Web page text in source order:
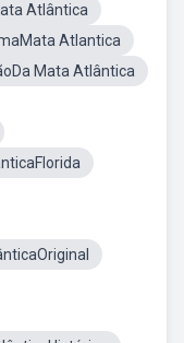
Atlântica
Atlantica
Mata Atlântica